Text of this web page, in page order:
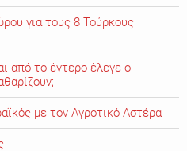
για τους 8 Τούρκους
από το έντερο έλεγε ο
με τον Αγροτικό Αστέρα